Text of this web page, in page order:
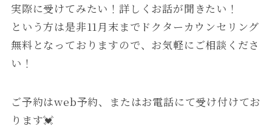
実際に受けてみたい！詳しくお話が聞きたい！
という方は是非11月末までドクターカウンセリング
無料となっておりますので、お気軽にご相談くださ
い！
ご予約はweb予約、またはお電話にて受け付けてお
ります💓